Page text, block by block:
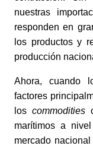
nuestras
responden en
los productos y
producción
Ahora, cuando
factores
los commodities o
marítimos a
mercado